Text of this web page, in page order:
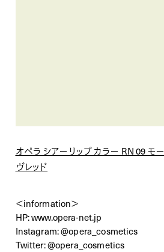
オペラ シアーリップ カラー RN 09 モー
ヴレッド
＜information＞
HP:www.opera-net.jp
Instagram:@opera_cosmetics
Twitter:@opera_cosmetics